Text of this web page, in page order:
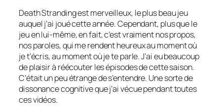
Death Strandingest merveilleux, le plus beau jeu
auquel j’ai joué cette année. Cependant, plus que le
jeu en lui-même, en fait, c’est vraiment nos propos,
nos paroles, qui me rendent heureux au moment où
je t’écris, au moment où je te parle. J’ai eu beaucoup
de plaisir à réécouter les épisodes de cette saison.
C’était un peu étrange de s’entendre. Une sorte de
dissonance cognitive que j’ai vécue pendant toutes
ces vidéos.